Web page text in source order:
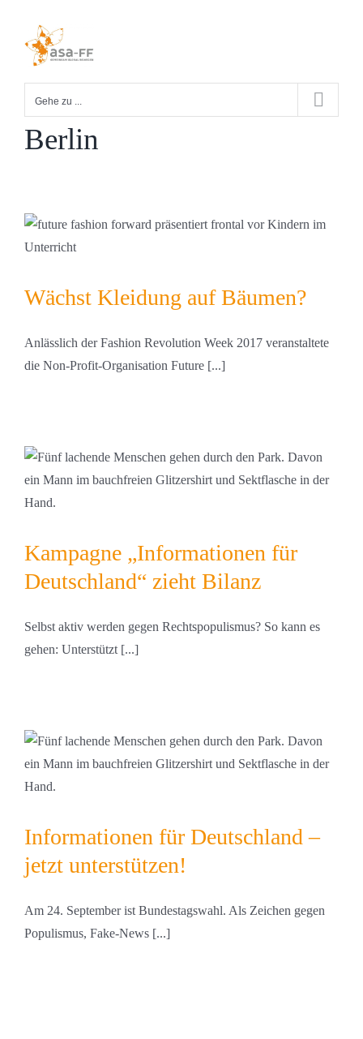
springen
Gehe zu ...
Berlin
Wächst Kleidung auf Bäumen?
Anlässlich der Fashion Revolution Week 2017 veranstaltete
die Non-Profit-Organisation Future [...]
Kampagne „Informationen für
Deutschland“ zieht Bilanz
Selbst aktiv werden gegen Rechtspopulismus? So kann es
gehen: Unterstützt [...]
Informationen für Deutschland –
jetzt unterstützen!
Am 24. September ist Bundestagswahl. Als Zeichen gegen
Populismus, Fake-News [...]